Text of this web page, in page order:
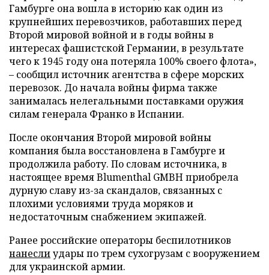
Гамбурге она вошла в историю как один из
крупнейших перевозчиков, работавших перед
Второй мировой войной и в годы войны в
интересах фашистской Германии, в результате
чего к 1945 году она потеряла 100% своего флота»,
– сообщил источник агентства в сфере морских
перевозок. До начала войны фирма также
занималась нелегальными поставками оружия
силам генерала Франко в Испании.
После окончания Второй мировой войны
компания была восстановлена в Гамбурге и
продолжила работу. По словам источника, в
настоящее время Blumenthal GMBH приобрела
дурную славу из-за скандалов, связанных с
плохими условиями труда моряков и
недостаточным снабжением экипажей.
Ранее российские операторы беспилотников
нанеслиудары по трем сухогрузам с вооружением
для украинской армии.